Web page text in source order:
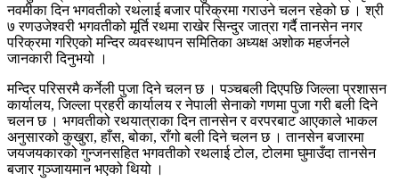
नवमीका दिन भगवतीको रथलाई बजार परिक्रमा गराउने चलन रहेको छ । श्री
७ रणउजेश्वरी भगवतीको मूर्ति रथमा राखेर सिन्दुर जात्रा गर्दै तानसेन नगर
परिक्रमा गरिएको मन्दिर व्यवस्थापन समितिका अध्यक्ष अशोक महर्जनले
जानकारी दिनुभयो ।
मन्दिर परिसरमै कर्नेली पुजा दिने चलन छ । पञ्चबली दिएपछि जिल्ला प्रशासन
कार्यालय, जिल्ला प्रहरी कार्यालय र नेपाली सेनाको गणमा पुजा गरी बली दिने
चलन छ । भगवतीको रथयात्राका दिन तानसेन र वरपरबाट आएकाले भाकल
अनुसारको कुखुरा, हाँस, बोका, राँगो बली दिने चलन छ । तानसेन बजारमा
जयजयकारको गुन्जनसहित भगवतीको रथलाई टोल, टोलमा घुमाउँदा तानसेन
बजार गुञ्जायमान भएको थियो ।